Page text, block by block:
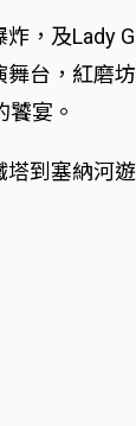
，及Lady
台，紅磨
饕宴。
到塞納河